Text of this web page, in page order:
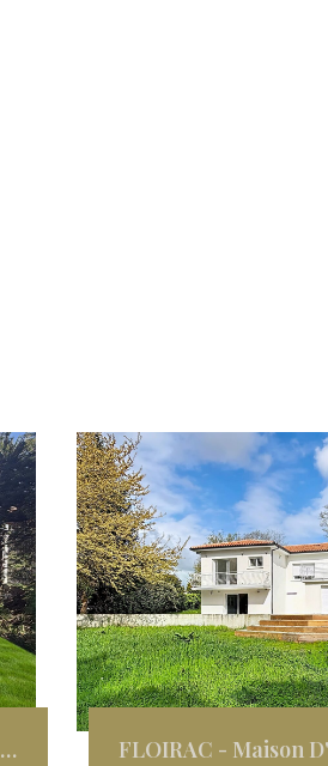
Au Coeur Du Bourg De Bouliac Maison Traditionnelle De 209m2...